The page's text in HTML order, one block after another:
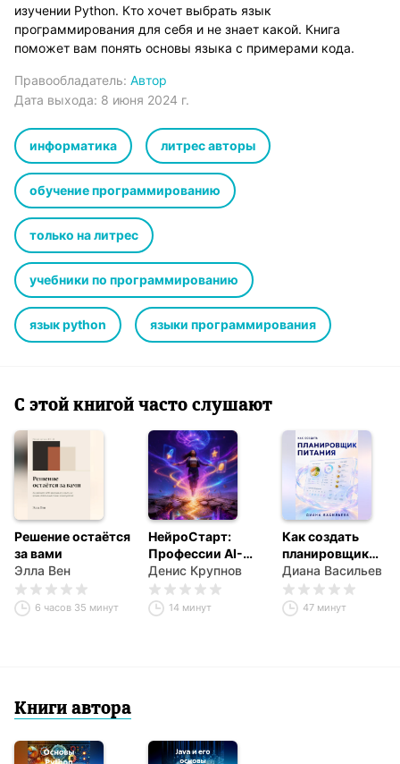
изучении Python. Кто хочет выбрать язык
программирования для себя и не знает какой. Книга
поможет вам понять основы языка с примерами кода.
Правообладатель: Автор
Дата выхода: 8 июня 2024 г.
информатика литрес авторы
обучение программированию
только на литрес
учебники по программированию
язык python языки программирования
С этой книгой часто слушают
Решение остаётся
за вами
Элла Вен
6 часов 35 минут
НейроСтарт:
Профессии AI-
креатора и
специалиста по
нейросетям с
нуля
Денис Крупнов
14 минут
Как создать
планировщик
питания
Диана Васильева
47 минут
Книги автора